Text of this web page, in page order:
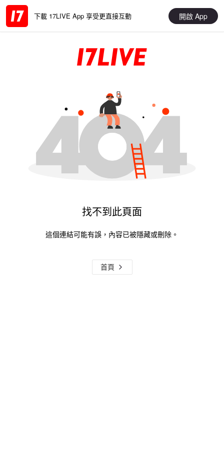
下載 17LIVE App 享受更直接互動 開啟 App
找不到此頁面
這個連結可能有誤，內容已被隱藏或刪除。
首頁